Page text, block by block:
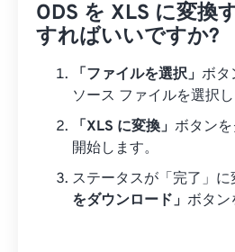
ODS を XLS に変換
すればいいですか?
「ファイルを選択」 ボタ
ソース ファイルを選択し
「XLS に変換」 ボタン
開始します。
ステータスが「完了」に
をダウンロード」 ボタン